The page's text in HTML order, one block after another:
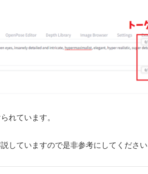
れています。
していますので是非参考にしてください